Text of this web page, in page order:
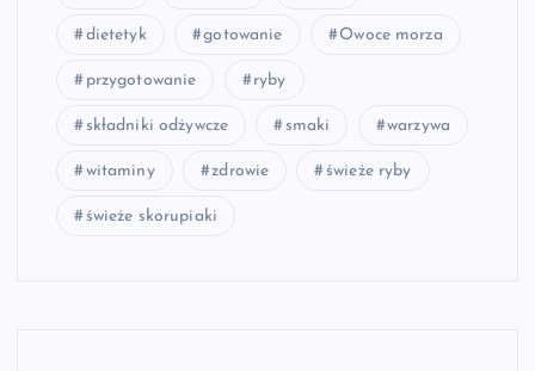
dietetyk gotowanie Owoce morza
przygotowanie ryby
składniki odżywcze smaki warzywa
witaminy zdrowie świeże ryby
świeże skorupiaki